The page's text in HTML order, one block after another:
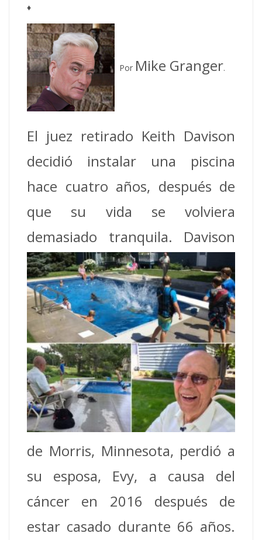
♦
Por Mike Granger.
El juez retirado Keith Davison
decidió instalar una piscina
hace cuatro años, después de
que su vida se volviera
demasiado tranquila. Davison
de Morris, Minnesota, perdió a
su esposa, Evy, a causa del
cáncer en 2016 después de
estar casado durante 66 años.